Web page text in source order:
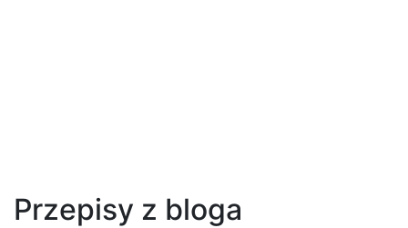
Przepisy z bloga